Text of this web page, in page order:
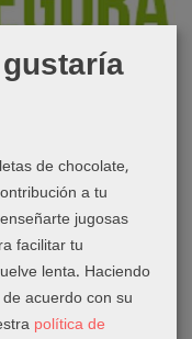
de chocolate,
a tu
jugosas
facilitar tu
lenta. Haciendo
acuerdo con su
política de